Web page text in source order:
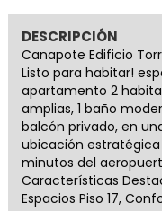
DESCRIPCIÓN
Canapote Edificio
Listo para habitar!
apartamento 2
amplias, 1 baño
balcón privado, en
ubicación estratégica
minutos del
Características
Espacios Piso 17,